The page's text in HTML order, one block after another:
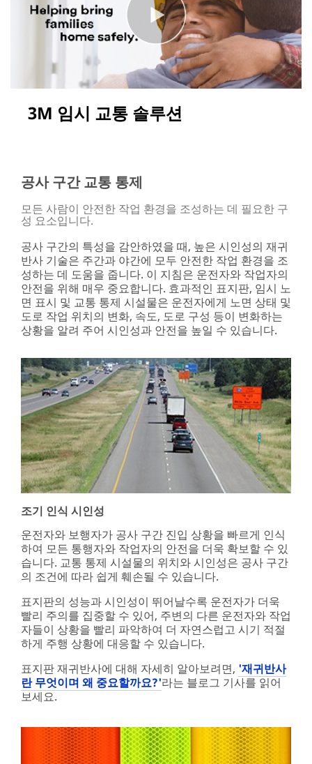
3M 임시 교통 솔루션
공사 구간 교통 통제
모든 사람이 안전한 작업 환경을 조성하는 데 필요한 구
성 요소입니다.
공사 구간의 특성을 감안하였을 때, 높은 시인성의 재귀
반사 기술은 주간과 야간에 모두 안전한 작업 환경을 조
성하는 데 도움을 줍니다. 이 지침은 운전자와 작업자의
안전을 위해 매우 중요합니다. 효과적인 표지판, 임시 노
면 표시 및 교통 통제 시설물은 운전자에게 노면 상태 및
도로 작업 위치의 변화, 속도, 도로 구성 등이 변화하는
상황을 알려 주어 시인성과 안전을 높일 수 있습니다.
조기 인식 시인성
운전자와 보행자가 공사 구간 진입 상황을 빠르게 인식
하여 모든 통행자와 작업자의 안전을 더욱 확보할 수 있
습니다. 교통 통제 시설물의 위치와 시인성은 공사 구간
의 조건에 따라 쉽게 훼손될 수 있습니다.
표지판의 성능과 시인성이 뛰어날수록 운전자가 더욱
빨리 주의를 집중할 수 있어, 주변의 다른 운전자와 작업
자들이 상황을 빨리 파악하여 더 자연스럽고 시기 적절
하게 주행 상황에 대응할 수 있습니다.
표지판 재귀반사에 대해 자세히 알아보려면, '재귀반사
란 무엇이며 왜 중요할까요?'라는 블로그 기사를 읽어
보세요.